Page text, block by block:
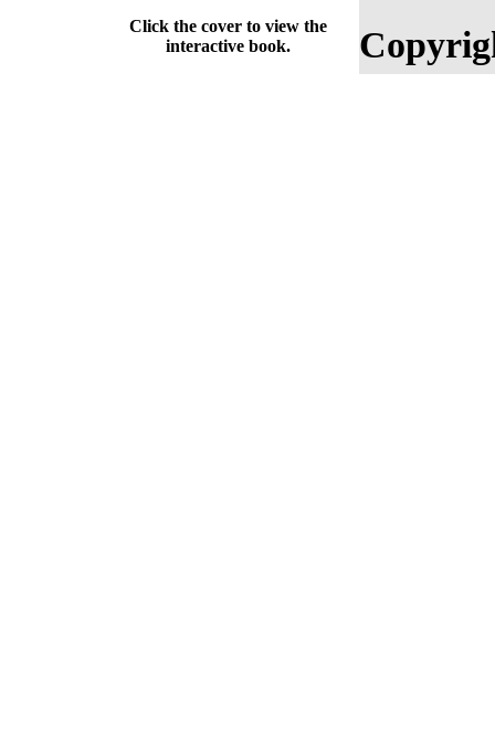
Click the cover to view the
interactive book.